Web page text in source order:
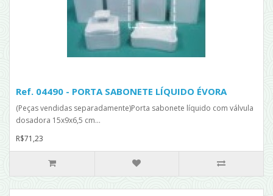
Ref. 04490 - PORTA SABONETE LÍQUIDO ÉVORA
(Peças vendidas separadamente)Porta sabonete líquido com válvula
dosadora 15x9x6,5 cm...
R$71,23